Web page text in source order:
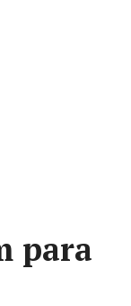
para